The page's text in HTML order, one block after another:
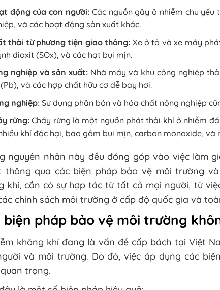
động của con người:Các nguồn gây ô nhiễm chủ yếu
và các hoạt động sản xuất khác.
thải từ phương tiện giao thông: Xe ô tô và xe máy
dioxit (SOx), và các hạt bụi mịn.
nghiệp và sản xuất:Nhà máy và khu công nghiệp
và các hợp chất hữu cơ dễ bay hơi.
nghiệp:Sử dụng phân bón và hóa chất nông nghiệp
rừng:Cháy rừng là một nguồn phát thải khí ô nhiễm
khí độc hại, bao gồm bụi mịn, carbon monoxide, và
nguyên nhân này đều đóng góp vào việc làm
thông qua các biện pháp bảo vệ môi trường
khí, cần có sự hợp tác từ tất cả mọi người, từ
chính sách môi trường ở cấp độ quốc gia và
biện pháp bảo vệ môi trường
không khí đang là vấn đề cấp bách tại Việt
và môi trường. Do đó, việc áp dụng các
trọng.